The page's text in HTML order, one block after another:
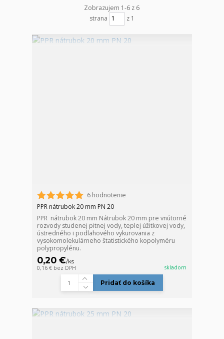
Zobrazujem 1-6 z 6
strana
z 1
6 hodnotenie
PPR nátrubok 20 mm PN 20
PPR nátrubok 20 mm Nátrubok 20 mm pre vnútorné
rozvody studenej pitnej vody, teplej úžitkovej vody,
ústredného i podlahového vykurovania z
vysokomolekulárneho štatistického kopolyméru
polypropylénu.
0,20 €/ks
0,16 € bez DPH skladom
Pridať do košíka